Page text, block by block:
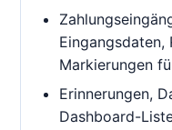
Eingangsdaten,
Markierungen
Erinnerungen,
Dashboard-